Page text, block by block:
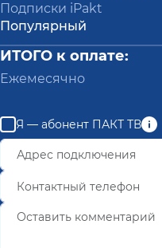
Подписки iPakt
Популярный
ИТОГО к оплате:
Ежемесячно
Я — абонент ПАКТ ТВ